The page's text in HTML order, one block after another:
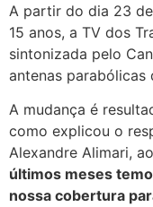
A partir do dia 23
15 anos, a TV dos
sintonizada pelo
antenas
A mudança é
como explicou o
Alexandre Alimari,
últimos meses
nossa cobertura